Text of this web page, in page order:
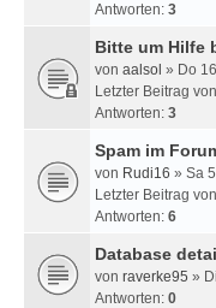
Antworten: 3
Bitte um Hilfe
von aalsol » Do
Letzter Beitrag von
Antworten: 3
Spam im
von Rudi16 » Sa
Letzter Beitrag von
Antworten: 6
Database
von raverke95 »
Antworten: 0